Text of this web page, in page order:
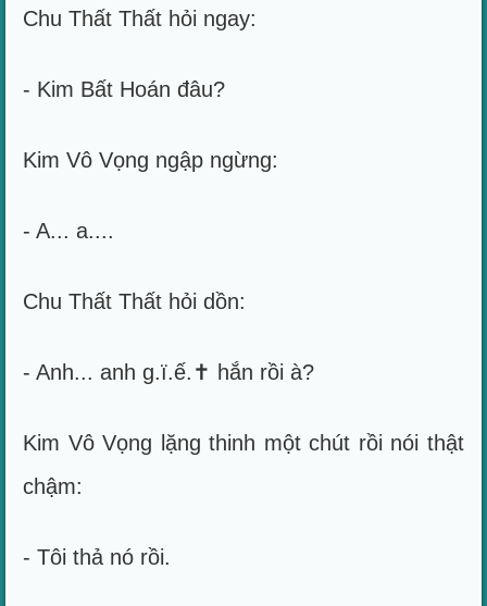
Chu Thất Thất hỏi ngay:
- Kim Bất Hoán đâu?
Kim Vô Vọng ngập ngừng:
- A... a....
Chu Thất Thất hỏi dồn:
- Anh... anh g.ï.ế.✝ hắn rồi à?
Kim Vô Vọng lặng thinh một chút rồi nói thật
chậm:
- Tôi thả nó rồi.